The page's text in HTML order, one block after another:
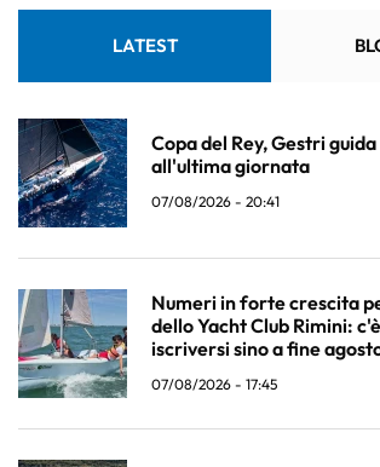
LATEST
Copa del Rey, Gestri
all'ultima giornata
07/08/2026 - 20:41
Numeri in forte crescita
dello Yacht Club Rimini:
iscriversi sino a fine
07/08/2026 - 17:45